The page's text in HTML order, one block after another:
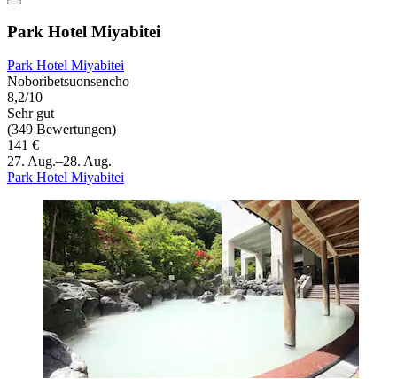
Park Hotel Miyabitei
Park Hotel Miyabitei
Noboribetsuonsencho
8,2/10
Sehr gut
(349 Bewertungen)
141 €
27. Aug.–28. Aug.
Park Hotel Miyabitei